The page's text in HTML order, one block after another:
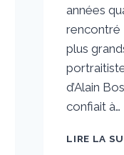
années
rencontré
plus
d’Alain
confiait à…
LIRE LA